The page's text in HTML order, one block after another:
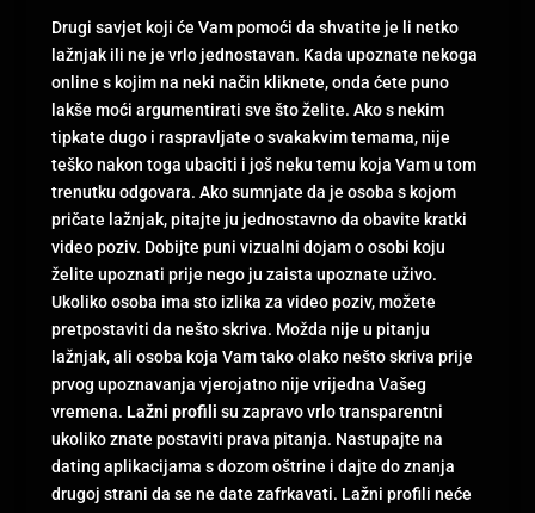
Drugi savjet koji će Vam pomoći da shvatite je li netko
lažnjak ili ne je vrlo jednostavan. Kada upoznate nekoga
online s kojim na neki način kliknete, onda ćete puno
lakše moći argumentirati sve što želite. Ako s nekim
tipkate dugo i raspravljate o svakakvim temama, nije
teško nakon toga ubaciti i još neku temu koja Vam u tom
trenutku odgovara. Ako sumnjate da je osoba s kojom
pričate lažnjak, pitajte ju jednostavno da obavite kratki
video poziv. Dobijte puni vizualni dojam o osobi koju
želite upoznati prije nego ju zaista upoznate uživo.
Ukoliko osoba ima sto izlika za video poziv, možete
pretpostaviti da nešto skriva. Možda nije u pitanju
lažnjak, ali osoba koja Vam tako olako nešto skriva prije
prvog upoznavanja vjerojatno nije vrijedna Vašeg
vremena. Lažni profili su zapravo vrlo transparentni
ukoliko znate postaviti prava pitanja. Nastupajte na
dating aplikacijama s dozom oštrine i dajte do znanja
drugoj strani da se ne date zafrkavati. Lažni profili neće